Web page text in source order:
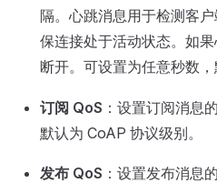
隔。心跳消息用于检测客
保连接处于活动状态。如
断开。可设置为任意秒数，
订阅 QoS ：设置订阅消息
默认为 CoAP 协议级别。
发布 QoS ：设置发布消息